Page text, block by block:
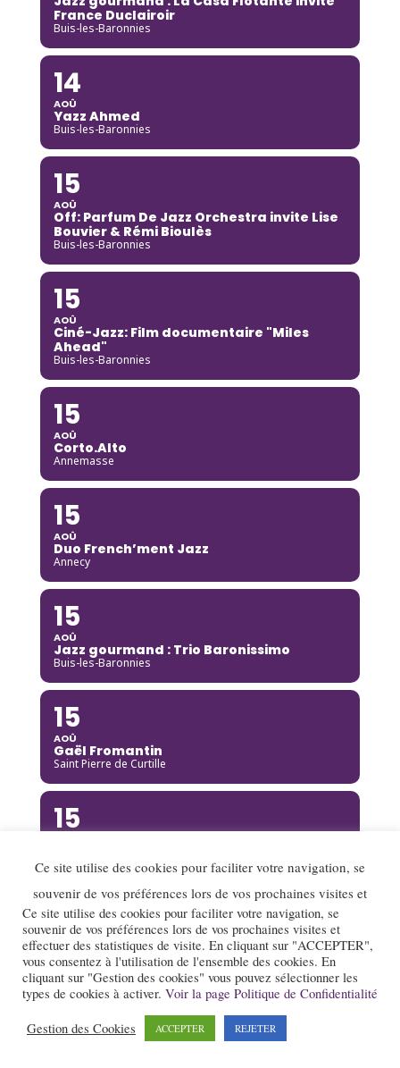
France Duclairoir
Buis-les-Baronnies
14
AOÛ
Yazz Ahmed
Buis-les-Baronnies
15
AOÛ
Off: Parfum De Jazz Orchestra invite Lise
Bouvier & Rémi Bioulès
Buis-les-Baronnies
15
AOÛ
Ciné-Jazz: Film documentaire "Miles
Ahead"
Buis-les-Baronnies
15
AOÛ
Corto.Alto
Annemasse
15
AOÛ
Duo French’ment Jazz
Annecy
15
AOÛ
Jazz gourmand : Trio Baronissimo
Buis-les-Baronnies
15
AOÛ
Gaël Fromantin
Saint Pierre de Curtille
15
Brou
15
Kinga Glyk
Buis-les-Baronnies
16
Ce site utilise des cookies pour faciliter votre navigation, se
souvenir de vos préférences lors de vos prochaines visites et
Ce site utilise des cookies pour faciliter votre navigation, se
souvenir de vos préférences lors de vos prochaines visites et
effectuer des statistiques de visite. En cliquant sur "ACCEPTER",
vous consentez à l'utilisation de l'ensemble des cookies. En
cliquant sur "Gestion des cookies" vous pouvez sélectionner les
types de cookies à activer. Voir la page Politique de Confidentialité
Gestion des Cookies ACCEPTER REJETER